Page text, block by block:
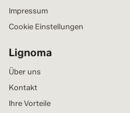
Impressum
Cookie Einstellungen
Lignoma
Über uns
Kontakt
Ihre Vorteile